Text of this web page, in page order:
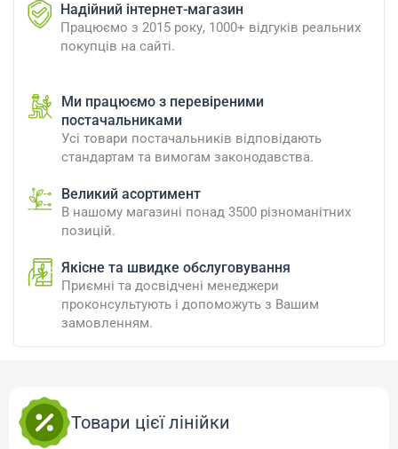
Надійний інтернет-магазин
Працюємо з 2015 року, 1000+ відгуків реальних
покупців на сайті.
Ми працюємо з перевіреними
постачальниками
Усі товари постачальників відповідають
стандартам та вимогам законодавства.
Великий асортимент
В нашому магазині понад 3500 різноманітних
позицій.
Якісне та швидке обслуговування
Приємні та досвідчені менеджери
проконсультують і допоможуть з Вашим
замовленням.
Товари цієї лінійки